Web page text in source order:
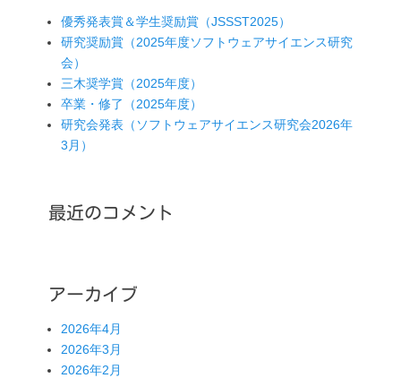
優秀発表賞＆学生奨励賞（JSSST2025）
研究奨励賞（2025年度ソフトウェアサイエンス研究
会）
三木奨学賞（2025年度）
卒業・修了（2025年度）
研究会発表（ソフトウェアサイエンス研究会2026年
3月）
最近のコメント
アーカイブ
2026年4月
2026年3月
2026年2月